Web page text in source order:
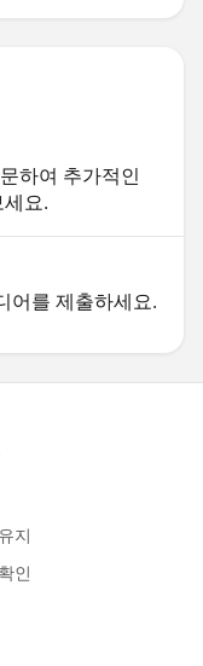
하여 추가적인
요.
어를 제출하세요.